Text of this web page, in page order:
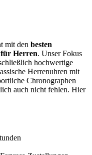
mit den besten
Herren. Unser Fokus
hochwertige
Herrenuhren mit
Chronographen
auch nicht fehlen. Hier